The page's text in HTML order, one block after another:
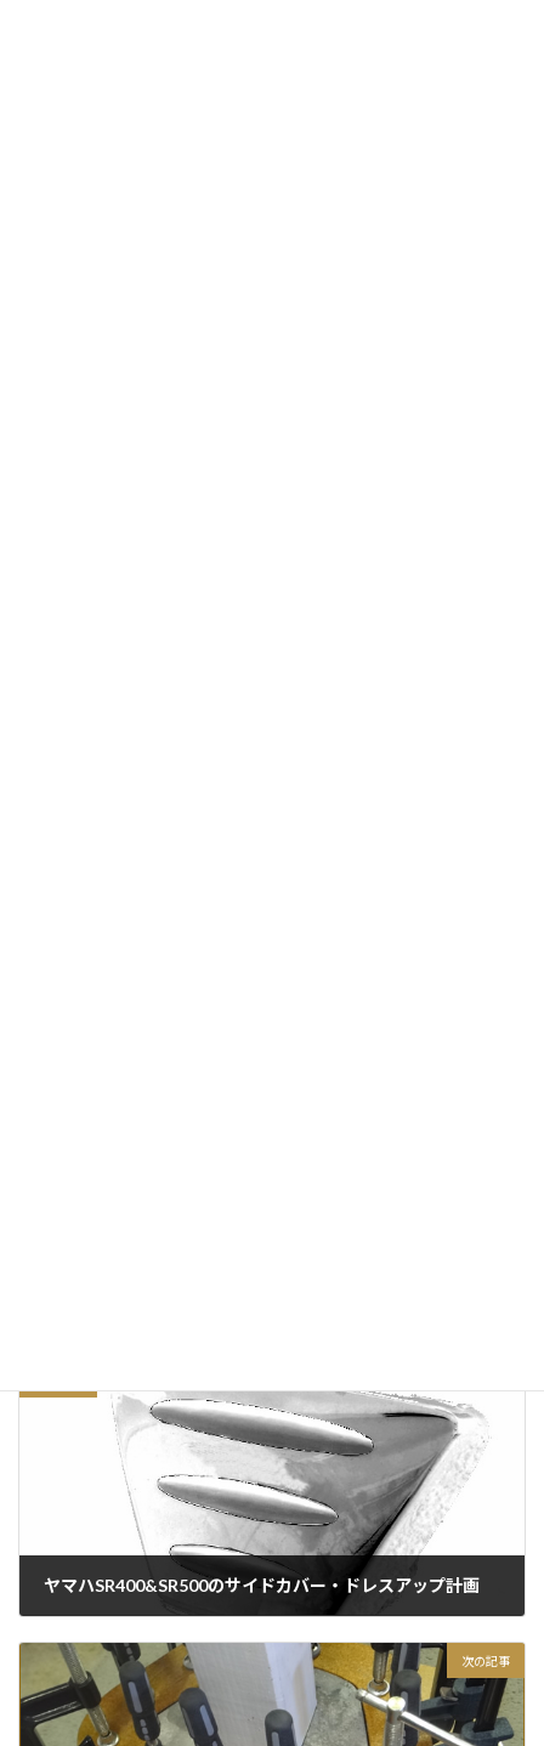
ヤマハSR400&SR500のサイドカバー・ドレスアップ計画
次の記事